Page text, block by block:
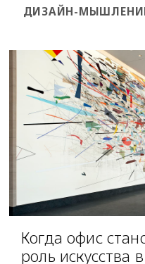
ДИЗАЙН-
Когда офис
роль искусства